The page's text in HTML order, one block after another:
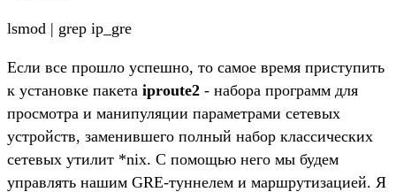
lsmod | grep ip_gre
Если все прошло успешно, то самое время приступить
к установке пакета iproute2 - набора программ для
просмотра и манипуляции параметрами сетевых
устройств, заменившего полный набор классических
сетевых утилит *nix. С помощью него мы будем
управлять нашим GRE-туннелем и маршрутизацией. Я